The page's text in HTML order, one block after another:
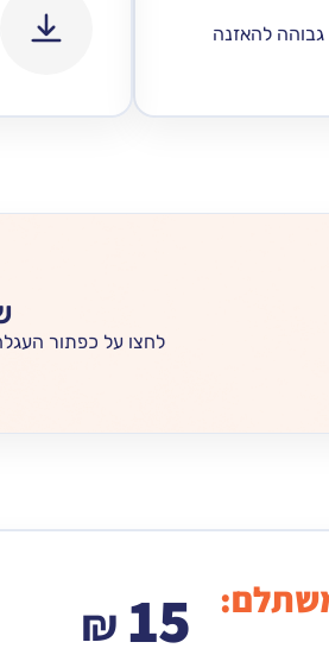
גבוהה להאזנה
לחצו על כפתור
₪ 15